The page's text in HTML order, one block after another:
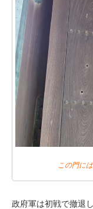
この門に
政府軍は初戦で撤退